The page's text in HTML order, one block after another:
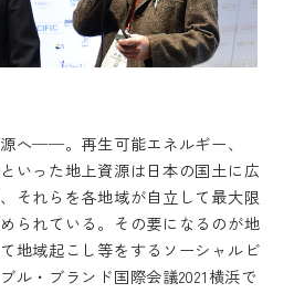
へ──。再生可能エネルギー、
いった地上資源は日本の国土に広
それらを各地域が自立して最大限
られている。その要になるのが地
地域起こし等をするソーシャルビ
ル・ブランド国際会議2021横浜で